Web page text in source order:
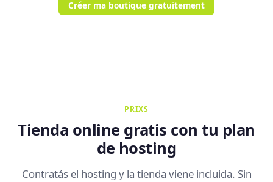
Créer ma boutique gratuitement
PRIXS
Tienda online gratis con tu plan
de hosting
Contratás el hosting y la tienda viene incluida. Sin